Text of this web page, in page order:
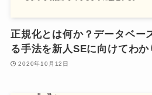
正規化とは何か？データベー
る手法を新人SEに向けてわ
2020年10月12日